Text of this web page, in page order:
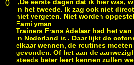
0
,,De eerste dagen dat ik hier was,
in het tweede. Ik zag ook niet
niet vergeten. Niet worden
Familyman
Trainers Frans Adelaar had het
in Nederland is’. Daar lijkt de
elkaar wennen, de routines
gevonden. Of het aan de
steeds beter leert kennen zullen